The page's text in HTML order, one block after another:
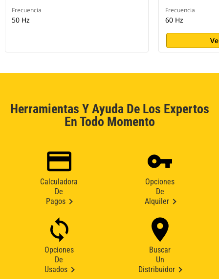
Frecuencia
50 Hz
Frecuencia
60 Hz
Herramientas Y Ayuda De Los Expertos
En Todo Momento
Calculadora
De
Pagos
Opciones
De
Alquiler
Opciones
De
Usados
Buscar
Un
Distribuidor